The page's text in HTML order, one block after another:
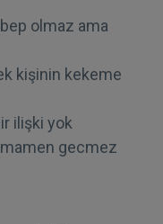
olmaz ama
kişinin kekeme
ilişki yok
gecmez